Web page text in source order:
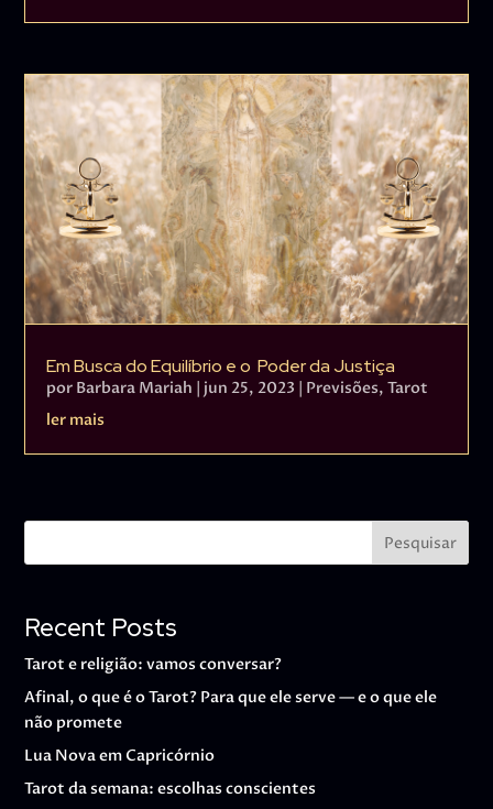
Em Busca do Equilíbrio e o Poder da Justiça
por Barbara Mariah | jun 25, 2023 | Previsões,Tarot
ler mais
Pesquisar
Recent Posts
Tarot e religião: vamos conversar?
Afinal, o que é o Tarot? Para que ele serve — e o que ele
não promete
Lua Nova em Capricórnio
Tarot da semana: escolhas conscientes